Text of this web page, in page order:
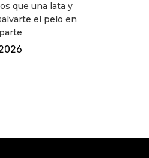
que una lata y
el pelo en